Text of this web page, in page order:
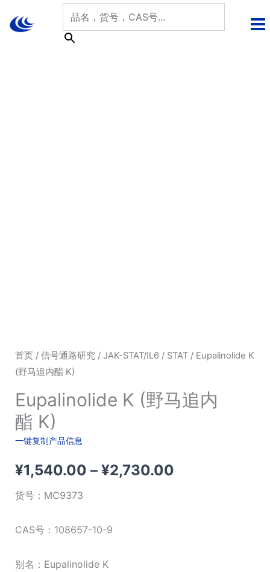
首页/ 信号通路研究/ JAK-STAT/IL6/ STAT/ Eupalinolide K
(野马追内酯 K)
Eupalinolide K (野马追内
酯 K)
一键复制产品信息
¥1,540.00 – ¥2,730.00价
货号： MC9373
CAS号：108657-10-9
别名：Eupalinolide K